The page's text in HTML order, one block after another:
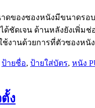
ของซองหนังมีขนาดรอ
ชัดเจน ด้านหลังยังเพิ่
านด้วยการที่ตัวซองหนั
ป้ายชื่อ, ป้ายใส่บัตร, หนัง
ง